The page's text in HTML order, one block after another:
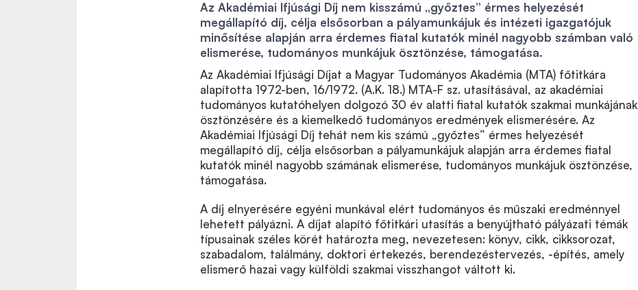
Az Akadémiai Ifjúsági Díj nem kisszámú „győztes” érmes helyezését
megállapító díj, célja elsősorban a pályamunkájuk és intézeti igazgatójuk
minősítése alapján arra érdemes fiatal kutatók minél nagyobb számban való
elismerése, tudományos munkájuk ösztönzése, támogatása.
Az Akadémiai Ifjúsági Díjat a Magyar Tudományos Akadémia (MTA) főtitkára
alapította 1972-ben, 16/1972. (A.K. 18.) MTA-F sz. utasításával, az akadémiai
tudományos kutatóhelyen dolgozó 30 év alatti fiatal kutatók szakmai munkájának
ösztönzésére és a kiemelkedő tudományos eredmények elismerésére. Az
Akadémiai Ifjúsági Díj tehát nem kis számú „győztes” érmes helyezését
megállapító díj, célja elsősorban a pályamunkájuk alapján arra érdemes fiatal
kutatók minél nagyobb számának elismerése, tudományos munkájuk ösztönzése,
támogatása.
A díj elnyerésére egyéni munkával elért tudományos és műszaki eredménnyel
lehetett pályázni. A díjat alapító főtitkári utasítás a benyújtható pályázati témák
típusainak széles körét határozta meg, nevezetesen: könyv, cikk, cikksorozat,
szabadalom, találmány, doktori értekezés, berendezéstervezés, -építés, amely
elismerő hazai vagy külföldi szakmai visszhangot váltott ki.